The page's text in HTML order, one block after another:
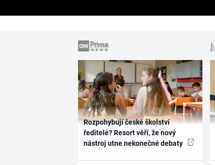
Rozpohybují české školství
ředitelé? Resort věří, že nový
nástroj utne nekonečné debaty